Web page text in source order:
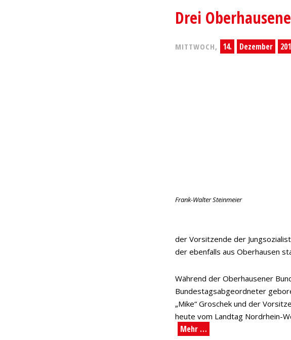
Drei
MITTWOCH, 14. Dezember
Frank-Walter Steinmeier
der Vorsitzende der
der ebenfalls aus Oberhausen
Während der Oberhausener
Bundestagsabgeordneter
„Mike“ Groschek und der
heute vom Landtag Nordrhein-
Mehr …